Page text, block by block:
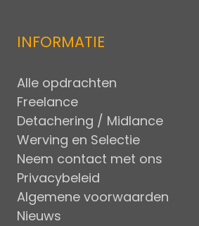
INFORMATIE
Alle opdrachten
Freelance
Detachering / Midlance
Werving en Selectie
Neem contact met ons
Privacybeleid
Algemene voorwaarden
Nieuws